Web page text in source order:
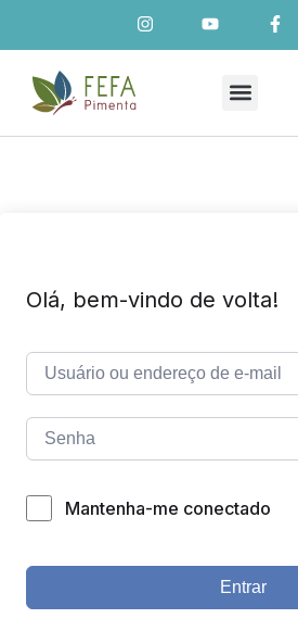
Olá, bem-vindo de volta!
Mantenha-me conectado
Entrar